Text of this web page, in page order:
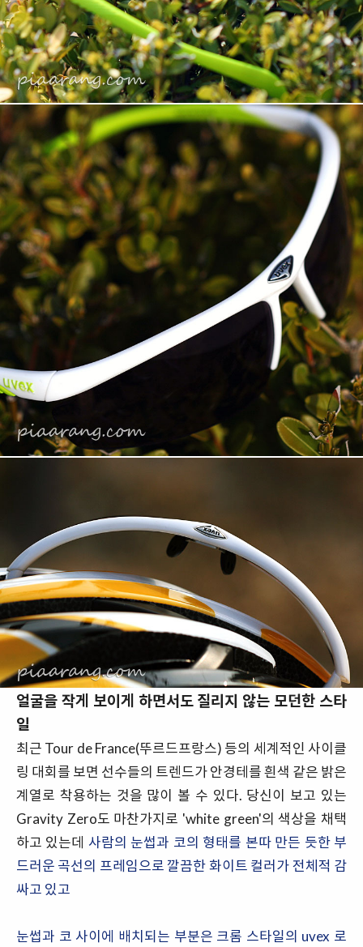
얼굴을 작게 보이게 하면서도 질리지 않는 모던한 스타
일
최근 Tour de France(뚜르드프랑스) 등의 세계적인 사이클
링 대회를 보면 선수들의 트렌드가 안경테를 흰색 같은 밝은
계열로 착용하는 것을 많이 볼 수 있다. 당신이 보고 있는
Gravity Zero도 마찬가지로 'white green'의 색상을 채택
하고 있는데 사람의 눈썹과 코의 형태를 본따 만든 듯한 부
드러운 곡선의 프레임으로 깔끔한 화이트 컬러가 전체적 감
싸고 있고
눈썹과 코 사이에 배치되는 부분은 크롬 스타일의 uvex 로